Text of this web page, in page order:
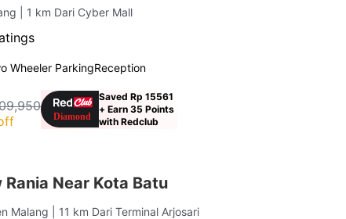
| 1 km Dari Cyber Mall
Wheeler ParkingReception
Saved Rp 15561
+ Earn 35 Points
with Redclub
Near Kota Batu
Malang | 11 km Dari Terminal Arjosari